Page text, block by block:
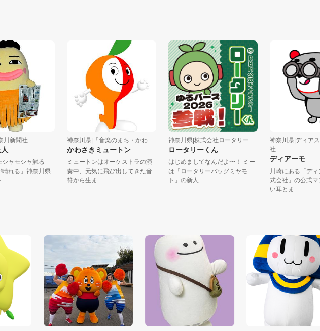
神奈川新聞社
星人
モシャモシャ触る
が晴れる」神奈川県
ト...
神奈川県|「音楽のまち・かわ...
かわさきミュートン
ミュートンはオーケストラの演
奏中、元気に飛び出してきた音
符から生ま...
神奈川県|株式会社ロータリー...
ロータリーくん
はじめましてなんだよ〜！ ミー
は「ロータリーバッグミヤモ
ト」の新人...
神奈川県|デ
ディアーモ
川崎にある「
式会社」の公
い耳とま...